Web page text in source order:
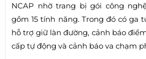
NCAP nhờ trang bị gói công
gồm 15 tính năng. Trong đó có ga
hỗ trợ giữ làn đường, cảnh báo
cấp tự động và cảnh báo va chạm